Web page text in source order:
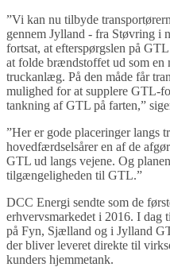
”Vi kan nu tilbyde
gennem Jylland - fra Støvring i
fortsat, at efterspørgslen på
at folde brændstoffet ud som en
truckanlæg. På den måde får
mulighed for at supplere GTL-
tankning af GTL på farten,”
”Her er gode placeringer langs
hovedfærdselsårer en af de
GTL ud langs vejene. Og
tilgængeligheden til GTL.”
DCC Energi sendte som de
erhvervsmarkedet i 2016. I
på Fyn, Sjælland og i Jylland
der bliver leveret direkte til
kunders hjemmetank.